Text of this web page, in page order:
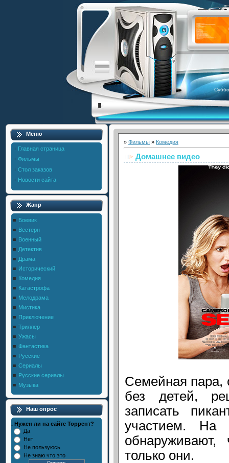
Меню
Главная страница
Фильмы
Стол заказов
Новости сайта
Жанр
Боевик
Вестерн
Военный
Детектив
Драма
Исторический
Комедия
Катастрофа
Мелодрама
Мистика
Приключение
Триллер
Ужасы
Фантастика
Русские
Сериалы
Русские сериалы
Музыка
Наш опрос
. Нужен ли на сайте Торрент?
Да
Нет
Не пользуюсь
Не знаю что это
» Фильмы » Комедия
Домашнее видео
Семейная пара,
без детей,
записать
участием. На
только они.